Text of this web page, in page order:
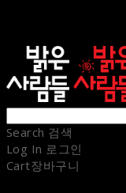
Search 검색
Log In 로그인
Cart장바구니